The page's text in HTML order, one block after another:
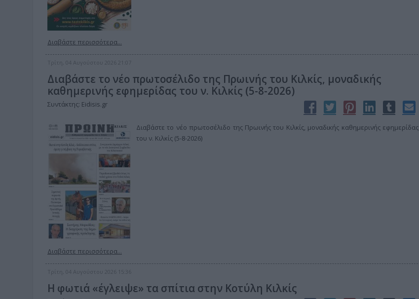
Διαβάστε περισσότερα...
Τρίτη, 04 Αυγούστου 2026 21:07
Διαβάστε το νέο πρωτοσέλιδο της Πρωινής του Κιλκίς, μοναδικής
καθημερινής εφημερίδας του ν. Κιλκίς (5-8-2026)
Συντάκτης: Eidisis.gr
Διαβάστε το νέο πρωτοσέλιδο της Πρωινής του Κιλκίς, μοναδικής καθημερινής εφημερίδας
του ν. Κιλκίς (5-8-2026)
Διαβάστε περισσότερα...
Τρίτη, 04 Αυγούστου 2026 15:36
Η φωτιά «έγλειψε» τα σπίτια στην Κοτύλη Κιλκίς